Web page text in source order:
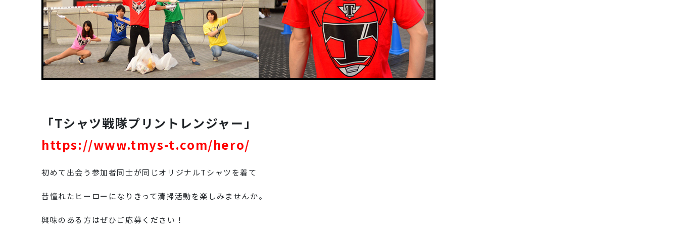
「Tシャツ戦隊プリントレンジャー」
https://www.tmys-t.com/hero/
初めて出会う参加者同士が同じオリジナルTシャツを着て
昔憧れたヒーローになりきって清掃活動を楽しみませんか。
興味のある方はぜひご応募ください！